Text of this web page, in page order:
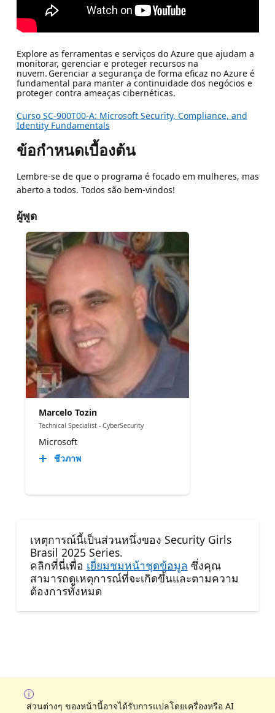
Explore as ferramentas e serviços do Azure que ajudam a
monitorar, gerenciar e proteger recursos na
nuvem. Gerenciar a segurança de forma eficaz no Azure é
fundamental para manter a continuidade dos negócios e
proteger contra ameaças cibernéticas.
Curso SC-900T00-A: Microsoft Security, Compliance, and
Identity Fundamentals
ข้อกำหนดเบื้องต้น
Lembre-se de que o programa é focado em mulheres, mas
aberto a todos. Todos são bem-vindos!
ผู้พูด
Marcelo Tozin
Technical Specialist - CyberSecurity
Microsoft
ชีวภาพ
เหตุการณ์นี้เป็นส่วนหนึ่งของ Security Girls
Brasil 2025 Series.
คลิกที่นี่เพื่อ เยี่ยมชมหน้าชุดข้อมูล ซึ่งคุณ
สามารถดูเหตุการณ์ที่จะเกิดขึ้นและตามความ
ต้องการทั้งหมด
ส่วนต่างๆ ของหน้านี้อาจได้รับการแปลโดยเครื่องหรือ AI